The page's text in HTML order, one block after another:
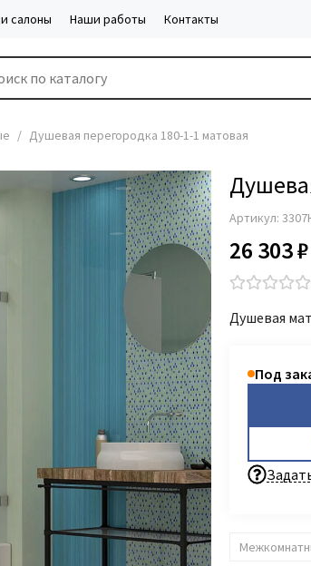
салоны Наши работы Контакты
Душевая перегородка 180-1-1 матовая
Артикул: 3307
26 303 ₽
Душевая
Под